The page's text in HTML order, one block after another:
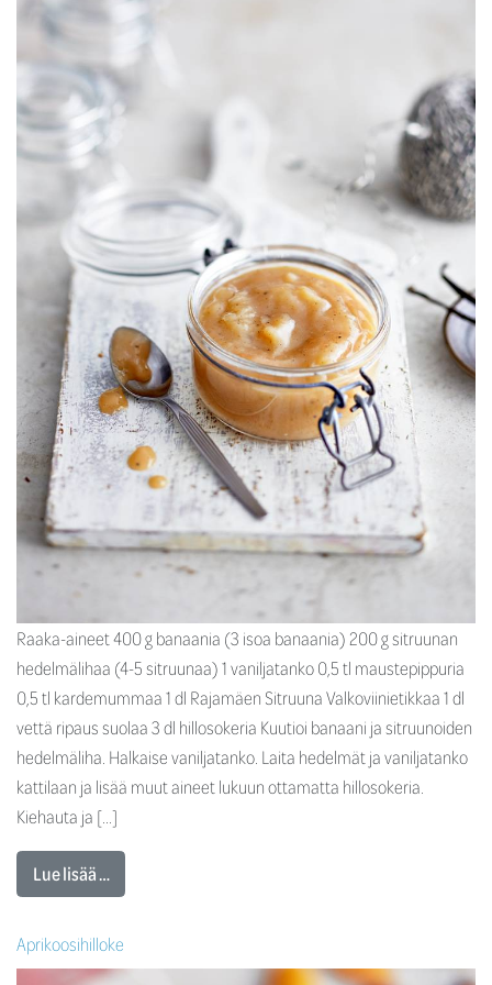
Raaka-aineet 400 g banaania (3 isoa banaania) 200 g sitruunan
hedelmälihaa (4-5 sitruunaa) 1 vaniljatanko 0,5 tl maustepippuria
0,5 tl kardemummaa 1 dl Rajamäen Sitruuna Valkoviinietikkaa 1 dl
vettä ripaus suolaa 3 dl hillosokeria Kuutioi banaani ja sitruunoiden
hedelmäliha. Halkaise vaniljatanko. Laita hedelmät ja vaniljatanko
kattilaan ja lisää muut aineet lukuun ottamatta hillosokeria.
Kiehauta ja […]
Lue lisää …
Aprikoosihilloke